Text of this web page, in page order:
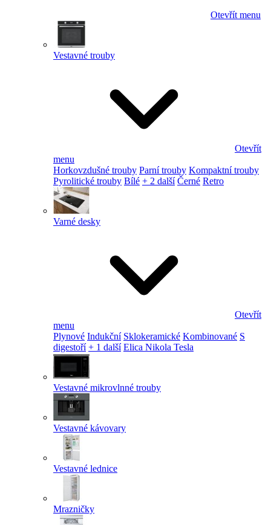
Otevřít menu
Vestavné trouby
Otevřít
menu
Horkovzdušné trouby Parní trouby Kompaktní trouby
Pyrolitické trouby Bílé + 2 další Černé Retro
Varné desky
Otevřít
menu
Plynové Indukční Sklokeramické Kombinované S
digestoří + 1 další Elica Nikola Tesla
Vestavné mikrovlnné trouby
Vestavné kávovary
Vestavné lednice
Mrazničky